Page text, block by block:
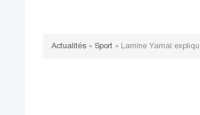
Actualités » Sport » Lamine Yamal